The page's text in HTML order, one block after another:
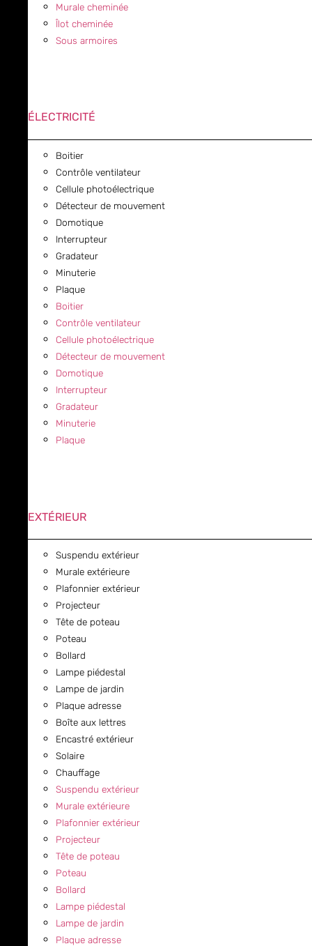
Murale cheminée
Îlot cheminée
Sous armoires
ÉLECTRICITÉ
Boitier
Contrôle ventilateur
Cellule photoélectrique
Détecteur de mouvement
Domotique
Interrupteur
Gradateur
Minuterie
Plaque
Boitier
Contrôle ventilateur
Cellule photoélectrique
Détecteur de mouvement
Domotique
Interrupteur
Gradateur
Minuterie
Plaque
EXTÉRIEUR
Suspendu extérieur
Murale extérieure
Plafonnier extérieur
Projecteur
Tête de poteau
Poteau
Bollard
Lampe piédestal
Lampe de jardin
Plaque adresse
Boîte aux lettres
Encastré extérieur
Solaire
Chauffage
Suspendu extérieur
Murale extérieure
Plafonnier extérieur
Projecteur
Tête de poteau
Poteau
Bollard
Lampe piédestal
Lampe de jardin
Plaque adresse